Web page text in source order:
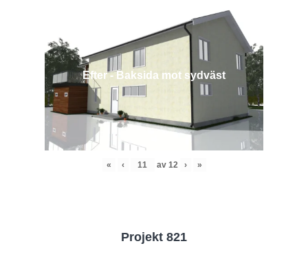
Efter - Baksida mot sydväst
« ‹ av 12 › »
Projekt 821